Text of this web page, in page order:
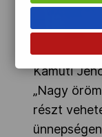
Kamuti
„Nagy
részt